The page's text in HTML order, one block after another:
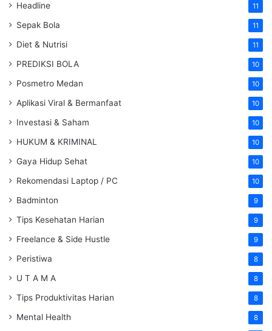
Headline 11
Sepak Bola 11
Diet & Nutrisi 11
PREDIKSI BOLA 10
Posmetro Medan 10
Aplikasi Viral & Bermanfaat 10
Investasi & Saham 10
HUKUM & KRIMINAL 10
Gaya Hidup Sehat 10
Rekomendasi Laptop / PC 10
Badminton 9
Tips Kesehatan Harian 9
Freelance & Side Hustle 9
Peristiwa 8
U T A M A 8
Tips Produktivitas Harian 8
Mental Health 8